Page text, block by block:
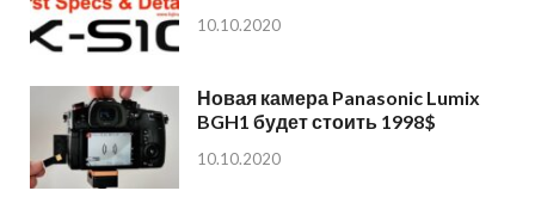
10.10.2020
Новая камера Panasonic Lumix
BGH1 будет стоить 1998$
10.10.2020